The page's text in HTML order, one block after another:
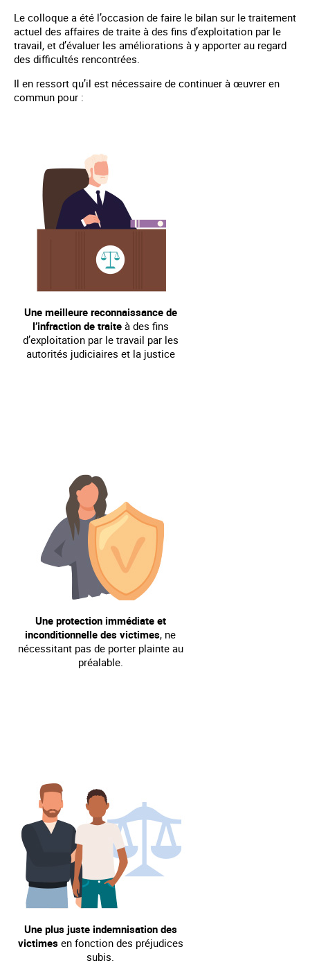
Le colloque a été l’occasion de faire le bilan sur le traitement
actuel des affaires de traite à des fins d’exploitation par le
travail, et d’évaluer les améliorations à y apporter au regard
des difficultés rencontrées.
Il en ressort qu’il est nécessaire de continuer à œuvrer en
commun pour :
Une meilleure reconnaissance de
l’infraction de traiteà des fins
d’exploitation par le travail par les
autorités judiciaires et la justice
Une protection immédiate et
inconditionnelle des victimes, ne
nécessitant pas de porter plainte au
préalable.
Une plus juste indemnisation des
victimes en fonction des préjudices
subis.